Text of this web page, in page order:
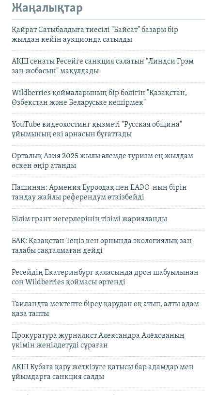
Жаңалықтар
Қайрат Сатыбалдыға тиесілі "Байсат" базары бір
жылдан кейін аукционда сатылды
АҚШ сенаты Ресейге санкция салатын "Линдси Грэм
заң жобасын" мақұлдады
Wildberries қоймаларының бір бөлігін "Қазақстан,
Өзбекстан және Беларуське көшірмек"
YouTube видеохостинг қызметі "Русская община"
ұйымының екі арнасын бұғаттады
Орталық Азия 2025 жылы әлемде туризм ең жылдам
өскен өңір атанды
Пашинян: Армения Еуроодақ пен ЕАЭО-ның бірін
таңдау жайлы референдум өткізбейді
Білім грант иегерлерінің тізімі жарияланды
БАҚ: Қазақстан Теңіз кен орнында экологиялық заң
талабы сақталмаған дейді
Ресейдің Екатеринбург қаласында дрон шабуылынан
соң Wildberries қоймасы өртенді
Таиландта мектепте біреу қарудан оқ атып, алты адам
қаза тапты
Прокуратура журналист Александра Алёхованың
үкімін жеңілдетуді сұраған
АҚШ Кубаға қару жеткізуге қатысы бар адамдар мен
ұйымдарға санкция салды